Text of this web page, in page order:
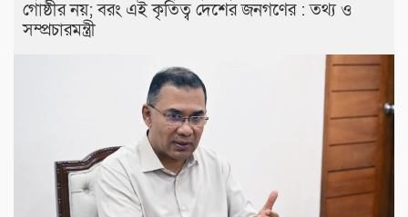
গোষ্ঠীর নয়; বরং এই কৃতিত্ব দেশের জনগণের : তথ্য ও
সম্প্রচারমন্ত্রী